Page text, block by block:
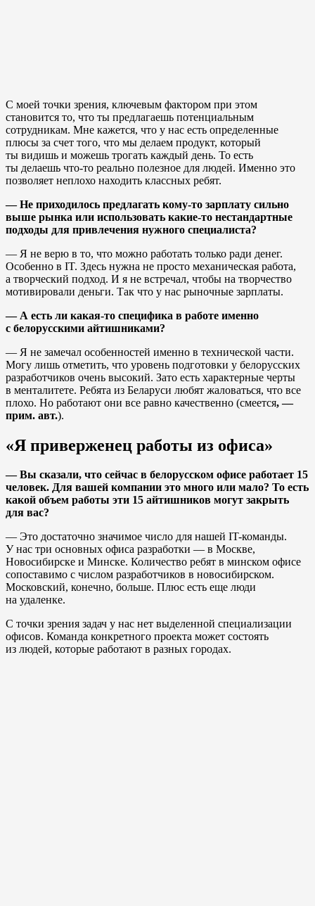
С моей точки зрения, ключевым фактором при этом
становится то, что ты предлагаешь потенциальным
сотрудникам. Мне кажется, что у нас есть определенные
плюсы за счет того, что мы делаем продукт, который
ты видишь и можешь трогать каждый день. То есть
ты делаешь что-то реально полезное для людей. Именно это
позволяет неплохо находить классных ребят.
— Не приходилось предлагать кому-то зарплату сильно
выше рынка или использовать какие-то нестандартные
подходы для привлечения нужного специалиста?
— Я не верю в то, что можно работать только ради денег.
Особенно в IT. Здесь нужна не просто механическая работа,
а творческий подход. И я не встречал, чтобы на творчество
мотивировали деньги. Так что у нас рыночные зарплаты.
— А есть ли какая-то специфика в работе именно
с белорусскими айтишниками?
— Я не замечал особенностей именно в технической части.
Могу лишь отметить, что уровень подготовки у белорусских
разработчиков очень высокий. Зато есть характерные черты
в менталитете. Ребята из Беларуси любят жаловаться, что все
плохо. Но работают они все равно качественно (смеется, —
прим. авт.).
«Я приверженец работы из офиса»
— Вы сказали, что сейчас в белорусском офисе работает 15
человек. Для вашей компании это много или мало? То есть
какой объем работы эти 15 айтишников могут закрыть
для вас?
— Это достаточно значимое число для нашей IT-команды.
У нас три основных офиса разработки — в Москве,
Новосибирске и Минске. Количество ребят в минском офисе
сопоставимо с числом разработчиков в новосибирском.
Московский, конечно, больше. Плюс есть еще люди
на удаленке.
С точки зрения задач у нас нет выделенной специализации
офисов. Команда конкретного проекта может состоять
из людей, которые работают в разных городах.